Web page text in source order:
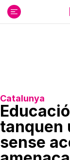
contenido
Catalunya
tanquen
sense